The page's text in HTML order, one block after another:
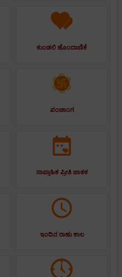
ಕುಂಡಲಿ ಹೊಂದಾಣಿಕೆ
ಪಂಚಾಂಗ
ಸಾಪ್ತಾಹಿಕ ಪ್ರೀತಿ ಜಾತಕ
ಇಂದಿನ ರಾಹು ಕಾಲ